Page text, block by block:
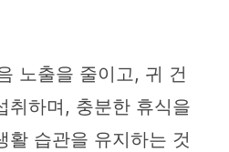
노출을 줄이고, 귀 건
취하며, 충분한 휴식을
활 습관을 유지하는 것